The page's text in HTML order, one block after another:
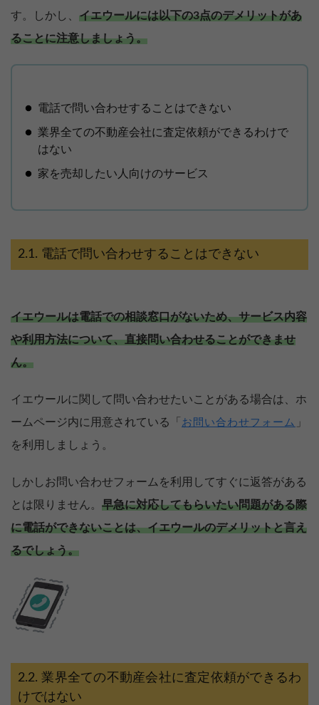
す。しかし、 イエウールには以下の3点のデメリットがあ
ることに注意しましょう。
電話で問い合わせすることはできない
業界全ての不動産会社に査定依頼ができるわけで
はない
家を売却したい人向けのサービス
電話で問い合わせすることはできない
イエウールは電話での相談窓口がないため、サービス内容
や利用方法について、直接問い合わせることができませ
ん。
イエウールに関して問い合わせたいことがある場合は、ホ
ームページ内に用意されている「 お問い合わせフォーム 」
を利用しましょう。
しかしお問い合わせフォームを利用してすぐに返答がある
とは限りません。 早急に対応してもらいたい問題がある際
に電話ができないことは、イエウールのデメリットと言え
るでしょう。
業界全ての不動産会社に査定依頼ができるわ
けではない